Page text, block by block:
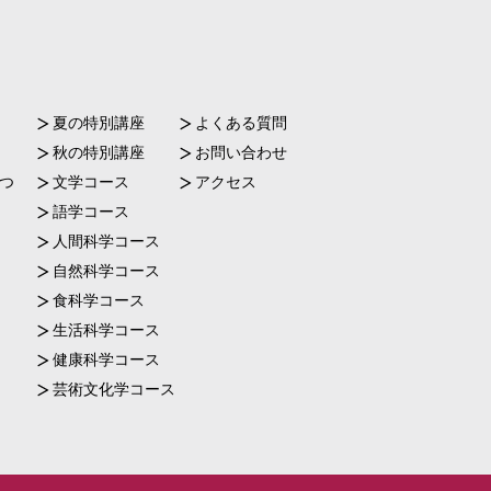
夏の特別講座
秋の特別講座
文学コース
語学コース
人間科学コース
自然科学コース
食科学コース
生活科学コース
健康科学コース
芸術文化学コース
よくある質問
お問い合わせ
アクセス